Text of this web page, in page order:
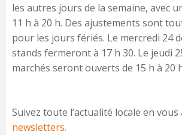
les autres jours de la semaine, avec
11 h à 20 h. Des ajustements sont
pour les jours fériés. Le mercredi 24
stands fermeront à 17 h 30. Le jeudi
marchés seront ouverts de 15 h à 20
Suivez toute l’actualité locale en
newsletters.